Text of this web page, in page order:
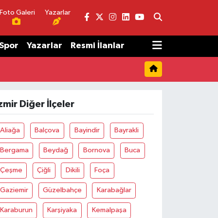
Foto Galeri Yazarlar
Yazarlar Resmi İlanlar
Diğer İlçeler
Aliağa Balçova Bayindir Bayrakli
Bergama Beydağ Bornova Buca
Çeşme Çiğli Dikili Foça
Gaziemir Güzelbahçe Karabağlar
Karaburun Karşiyaka Kemalpaşa